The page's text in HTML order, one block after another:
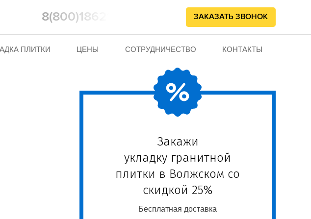
8(800)1862102 ЗАКАЗАТЬ ЗВОНОК
ПЛИТКИ ЦЕНЫ СОТРУДНИЧЕСТВО КОНТАКТЫ
Закажи
укладку гранитной
плитки в Волжском со
скидкой 25%
Бесплатная доставка